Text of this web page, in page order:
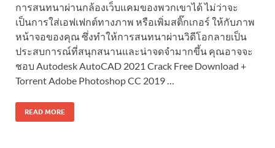
การสนทนาผ่านกล้องเว็บแคมของพวกเขาได้ ไม่ว่าจะ
เป็นการใส่เอฟเฟกต์ทางภาพ หรือเพิ่มสติ๊กเกอร์ ให้กับภาพ
หน้าจอของคุณ ซึ่งทำให้การสนทนาผ่านวิดีโอกลายเป็น
ประสบการณ์ที่สนุกสนานและน่าจดจำมากขึ้น คุณอาจจะ
ชอบ Autodesk AutoCAD 2021 Crack Free Download +
Torrent Adobe Photoshop CC 2019 …
READ MORE